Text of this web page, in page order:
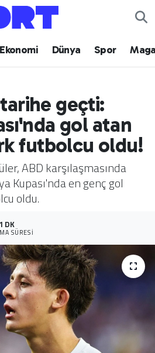
Ekonomi Dünya Spor
geçti:
gol atan
futbolcu oldu!
ABD karşılaşmasında
Kupası'nda en genç gol
oldu.
1 DK
SÜRESI